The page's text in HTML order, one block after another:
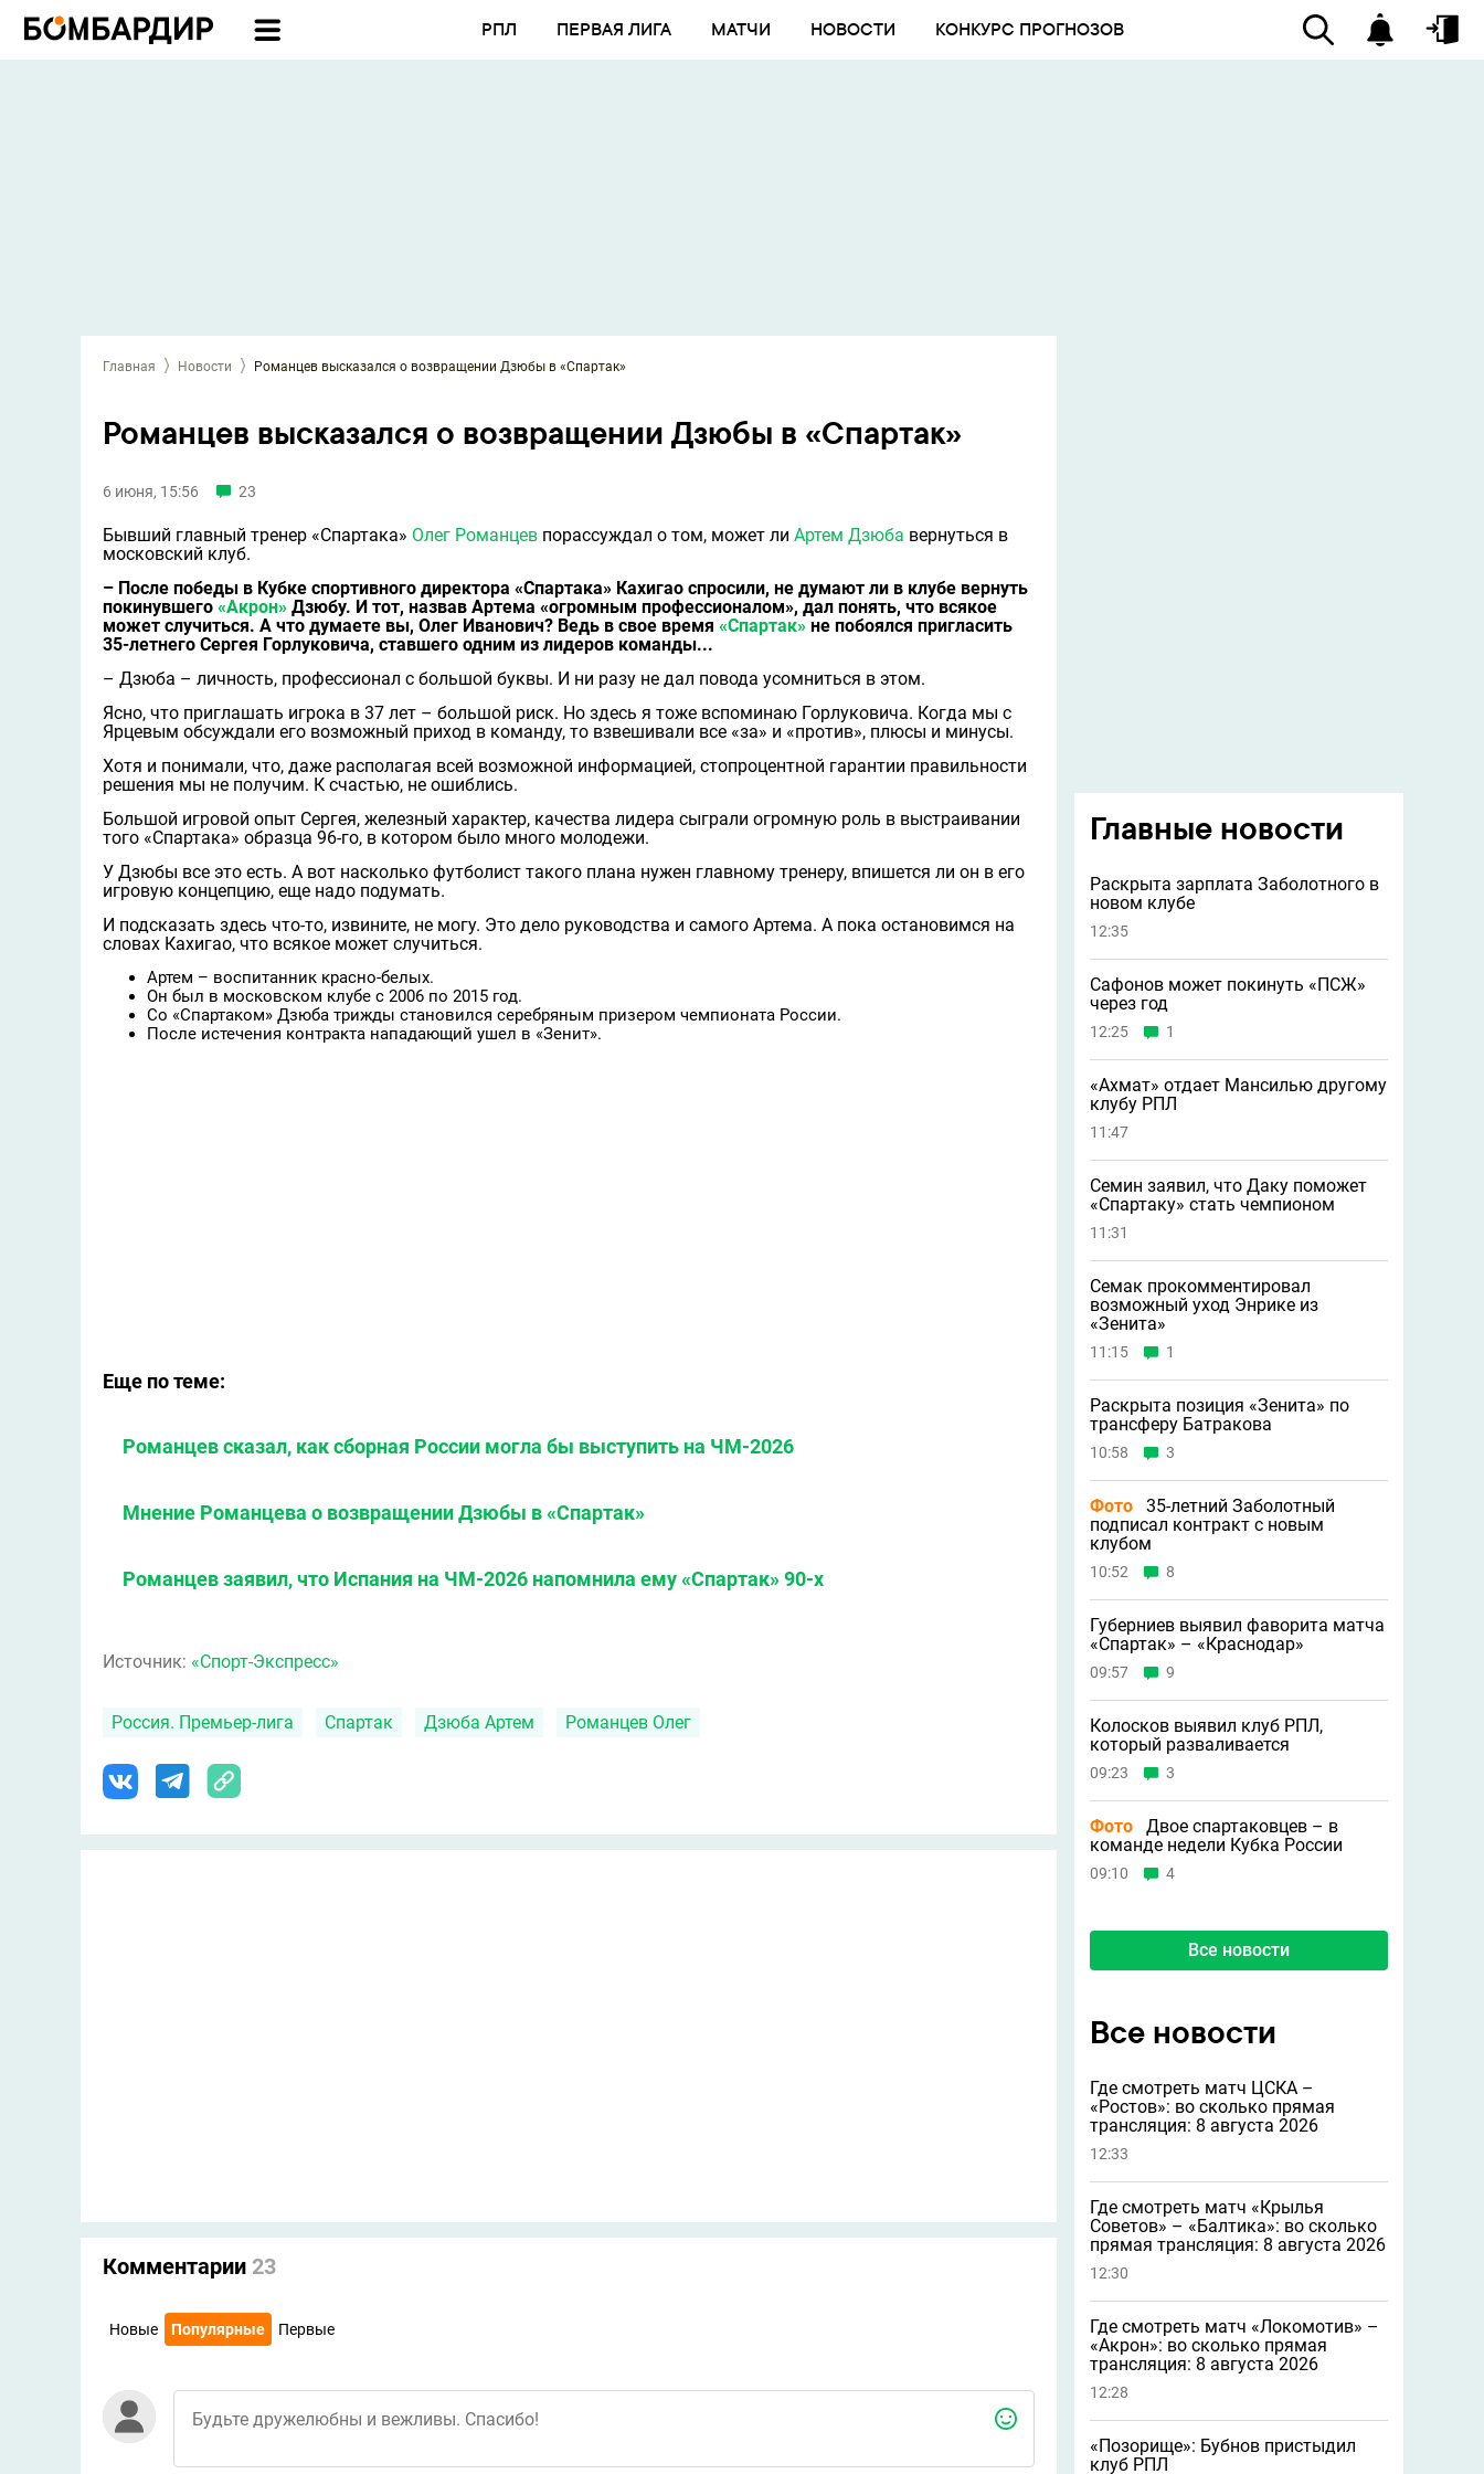
РПЛ ПЕРВАЯ ЛИГА МАТЧИ НОВОСТИ КОНКУРС ПРОГНОЗОВ
Главная Новости Романцев высказался о возвращении Дзюбы в «Спартак»
Романцев высказался о возвращении Дзюбы в «Спартак»
6 июня, 15:56 23
Бывший главный тренер «Спартака» Олег Романцев порассуждал о том, может ли Артем Дзюба вернуться в
московский клуб.
– После победы в Кубке спортивного директора «Спартака» Кахигао спросили, не думают ли в клубе вернуть
покинувшего «Акрон» Дзюбу. И тот, назвав Артема «огромным профессионалом», дал понять, что всякое
может случиться. А что думаете вы, Олег Иванович? Ведь в свое время «Спартак» не побоялся пригласить
35-летнего Сергея Горлуковича, ставшего одним из лидеров команды...
– Дзюба – личность, профессионал с большой буквы. И ни разу не дал повода усомниться в этом.
Ясно, что приглашать игрока в 37 лет – большой риск. Но здесь я тоже вспоминаю Горлуковича. Когда мы с
Ярцевым обсуждали его возможный приход в команду, то взвешивали все «за» и «против», плюсы и минусы.
Хотя и понимали, что, даже располагая всей возможной информацией, стопроцентной гарантии правильности
решения мы не получим. К счастью, не ошиблись.
Большой игровой опыт Сергея, железный характер, качества лидера сыграли огромную роль в выстраивании
того «Спартака» образца 96-го, в котором было много молодежи.
У Дзюбы все это есть. А вот насколько футболист такого плана нужен главному тренеру, впишется ли он в его
игровую концепцию, еще надо подумать.
И подсказать здесь что-то, извините, не могу. Это дело руководства и самого Артема. А пока остановимся на
словах Кахигао, что всякое может случиться.
Артем – воспитанник красно-белых.
Он был в московском клубе с 2006 по 2015 год.
Со «Спартаком» Дзюба трижды становился серебряным призером чемпионата России.
После истечения контракта нападающий ушел в «Зенит».
Еще по теме:
Романцев сказал, как сборная России могла бы выступить на ЧМ-2026
Мнение Романцева о возвращении Дзюбы в «Спартак»
Романцев заявил, что Испания на ЧМ-2026 напомнила ему «Спартак» 90-х
Источник: «Спорт-Экспресс»
Россия. Премьер-лига Спартак Дзюба Артем Романцев Олег
Комментарии 23
Новые Популярные Первые
Главные новости
Раскрыта зарплата Заболотного в
новом клубе
12:35
Сафонов может покинуть «ПСЖ»
через год
12:25 1
«Ахмат» отдает Мансилью другому
клубу РПЛ
11:47
Семин заявил, что Даку поможет
«Спартаку» стать чемпионом
11:31
Семак прокомментировал
возможный уход Энрике из
«Зенита»
11:15 1
Раскрыта позиция «Зенита» по
трансферу Батракова
10:58 3
Фото
35-летний Заболотный
подписал контракт с новым
клубом
10:52 8
Губерниев выявил фаворита матча
«Спартак» – «Краснодар»
09:57 9
Колосков выявил клуб РПЛ,
который разваливается
09:23 3
Фото
Двое спартаковцев – в
команде недели Кубка России
09:10 4
Все новости
Все новости
Где смотреть матч ЦСКА –
«Ростов»: во сколько прямая
трансляция: 8 августа 2026
12:33
Где смотреть матч «Крылья
Советов» – «Балтика»: во сколько
прямая трансляция: 8 августа 2026
12:30
Где смотреть матч «Локомотив» –
«Акрон»: во сколько прямая
трансляция: 8 августа 2026
12:28
«Позорище»: Бубнов пристыдил
клуб РПЛ